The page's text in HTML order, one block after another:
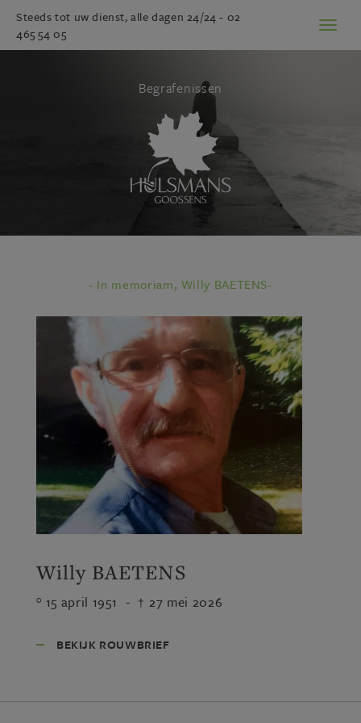
Steeds tot uw dienst, alle dagen 24/24 - 02
465 54 05
Toggle
Begrafenissen
- In memoriam, Willy BAETENS-
Willy BAETENS
15 april 1951 - 27 mei 2026
BEKIJK ROUWBRIEF